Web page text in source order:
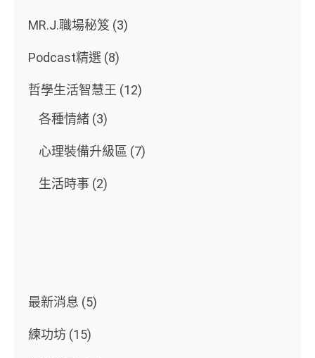
MR.J.職場秘笈 (3)
Podcast精選 (8)
哲學生活智慧王 (12)
各種情緒 (3)
心理裝備升級區 (7)
生活時事 (2)
最新消息 (5)
練功坊 (15)